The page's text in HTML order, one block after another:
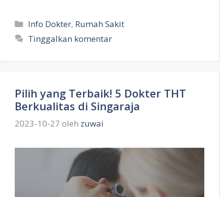
Kategori
Info Dokter, Rumah Sakit
Tinggalkan komentar
Pilih yang Terbaik! 5 Dokter THT
Berkualitas di Singaraja
2023-10-27 oleh zuwai